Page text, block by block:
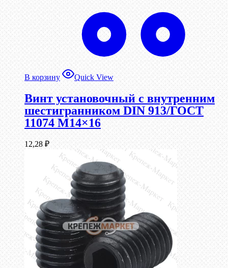
В корзину Quick View
Винт установочный с внутренним
шестигранником DIN 913/ГОСТ
11074 М14×16
12,28 ₽